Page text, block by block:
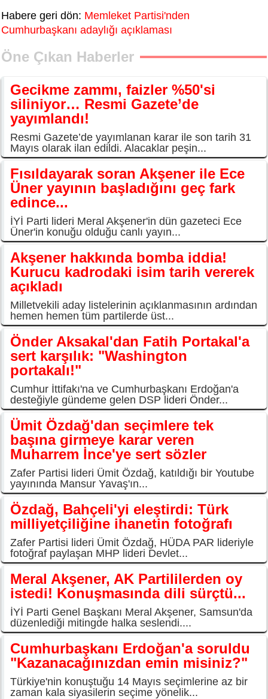
Habere geri dön: Memleket Partisi'nden
Cumhurbaşkanı adaylığı açıklaması
Öne Çıkan Haberler
Gecikme zammı, faizler %50'si
siliniyor… Resmi Gazete’de
yayımlandı!
Resmi Gazete’de yayımlanan karar ile son tarih 31
Mayıs olarak ilan edildi. Alacaklar peşin...
Fısıldayarak soran Akşener ile Ece
Üner yayının başladığını geç fark
edince...
İYİ Parti lideri Meral Akşener'in dün gazeteci Ece
Üner'in konuğu olduğu canlı yayın...
Akşener hakkında bomba iddia!
Kurucu kadrodaki isim tarih vererek
açıkladı
Milletvekili aday listelerinin açıklanmasının ardından
hemen hemen tüm partilerde üst...
Önder Aksakal'dan Fatih Portakal'a
sert karşılık: "Washington
portakalı!"
Cumhur İttifakı'na ve Cumhurbaşkanı Erdoğan'a
desteğiyle gündeme gelen DSP lideri Önder...
Ümit Özdağ'dan seçimlere tek
başına girmeye karar veren
Muharrem İnce'ye sert sözler
Zafer Partisi lideri Ümit Özdağ, katıldığı bir Youtube
yayınında Mansur Yavaş'ın...
Özdağ, Bahçeli'yi eleştirdi: Türk
milliyetçiliğine ihanetin fotoğrafı
Zafer Partisi lideri Ümit Özdağ, HÜDA PAR lideriyle
fotoğraf paylaşan MHP lideri Devlet...
Meral Akşener, AK Partililerden oy
istedi! Konuşmasında dili sürçtü...
İYİ Parti Genel Başkanı Meral Akşener, Samsun'da
düzenlediği mitingde halka seslendi....
Cumhurbaşkanı Erdoğan'a soruldu
"Kazanacağınızdan emin misiniz?"
Türkiye'nin konuştuğu 14 Mayıs seçimlerine az bir
zaman kala siyasilerin seçime yönelik...